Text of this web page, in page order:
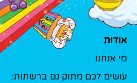
אודות
מי אנחנו
עושים לכם מתוק גם ברשתות: